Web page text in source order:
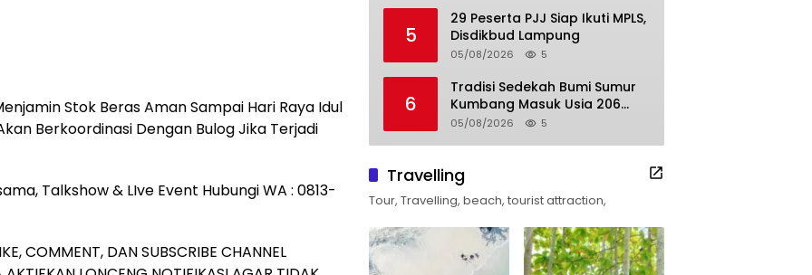
Stok Beras Aman Sampai Hari Raya Idul
Berkoordinasi Dengan Bulog Jika Terjadi
Talkshow & LIve Event Hubungi WA : 0813-
COMMENT, DAN SUBSCRIBE CHANNEL
5
29 Peserta PJJ Siap Ikuti MPLS,
Disdikbud Lampung
05/08/2026 5
6
Tradisi Sedekah Bumi Sumur
Kumbang Masuk Usia 206
Tahun
05/08/2026 5
Travelling
Tour, Travelling, beach, tourist attraction,